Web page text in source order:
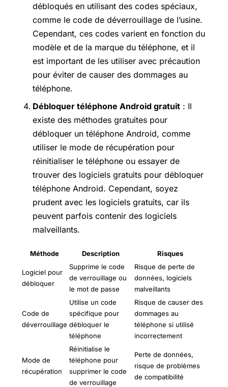
débloqués en utilisant des codes spéciaux,
comme le code de déverrouillage de l’usine.
Cependant, ces codes varient en fonction du
modèle et de la marque du téléphone, et il
est important de les utiliser avec précaution
pour éviter de causer des dommages au
téléphone.
Débloquer téléphone Android gratuit : Il
existe des méthodes gratuites pour
débloquer un téléphone Android, comme
utiliser le mode de récupération pour
réinitialiser le téléphone ou essayer de
trouver des logiciels gratuits pour débloquer
téléphone Android. Cependant, soyez
prudent avec les logiciels gratuits, car ils
peuvent parfois contenir des logiciels
malveillants.
Méthode Description Risques
Logiciel pour
débloquer
Supprime le code
de verrouillage ou
le mot de passe
Risque de perte de
données, logiciels
malveillants
Code de
déverrouillage
Utilise un code
spécifique pour
débloquer le
téléphone
Risque de causer des
dommages au
téléphone si utilisé
incorrectement
Mode de
récupération
Réinitialise le
téléphone pour
supprimer le code
de verrouillage
Perte de données,
risque de problèmes
de compatibilité